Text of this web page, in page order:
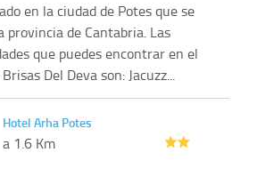
en la ciudad de Potes que se
de Cantabria. Las
que puedes encontrar en el
Del Deva son: Jacuzz...
Hotel Arha Potes
a 1.6 Km